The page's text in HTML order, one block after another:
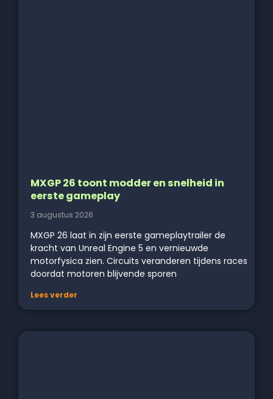
MXGP 26 toont modder en snelheid in
eerste gameplay
3 augustus 2026
MXGP 26 laat in zijn eerste gameplaytrailer de
kracht van Unreal Engine 5 en vernieuwde
motorfysica zien. Circuits veranderen tijdens races
doordat motoren blijvende sporen
Lees verder